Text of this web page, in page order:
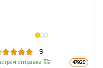
9
отправка 47920